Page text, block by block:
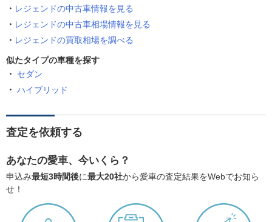
レジェンドの中古車情報を見る
レジェンドの中古車相場情報を見る
レジェンドの買取相場を調べる
似たタイプの車種を探す
セダン
ハイブリッド
査定を依頼する
あなたの愛車、今いくら？
申込み最短3時間後に最大20社から愛車の査定結果をWebでお知ら
せ！